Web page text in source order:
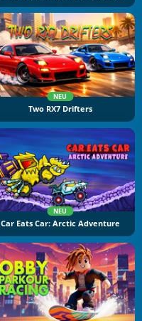
NEU
Two RX7 Drifters
NEU
Car Eats Car: Arctic Adventure